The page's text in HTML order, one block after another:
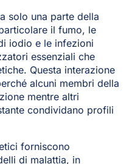
solo una parte della
il fumo, le
iodio e le infezioni
essenziali che
Questa interazione
alcuni membri della
mentre altri
condividano profili
forniscono
di malattia, in